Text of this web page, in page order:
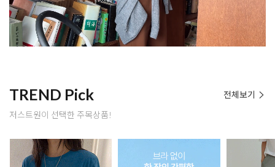
TREND Pick
저스트원이 선택한 주목상품!
전체보기